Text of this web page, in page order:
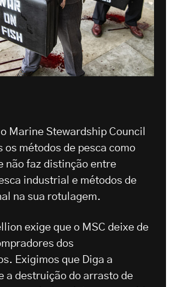
Marine Stewardship Council
métodos de pesca como
não faz distinção entre
industrial e métodos de
na sua rotulagem.
exige que o MSC deixe de
dos
Exigimos que Diga a
a destruição do arrasto de